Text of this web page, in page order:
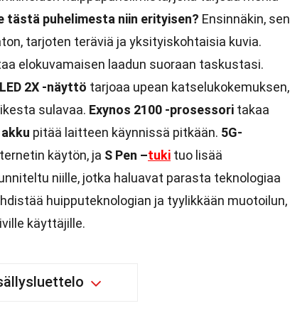
tästä puhelimesta niin erityisen? Ensinnäkin, sen
tarjoten teräviä ja yksityiskohtaisia kuvia.
elokuvamaisen laadun suoraan taskustasi.
2X -näyttö tarjoaa upean katselukokemuksen,
sulavaa. Exynos 2100 -prosessori takaa
pitää laitteen käynnissä pitkään. 5G-
käytön, ja S Pen –tuki tuo lisää
niille, jotka haluavat parasta teknologiaa
huipputeknologian ja tyylikkään muotoilun,
käyttäjille.